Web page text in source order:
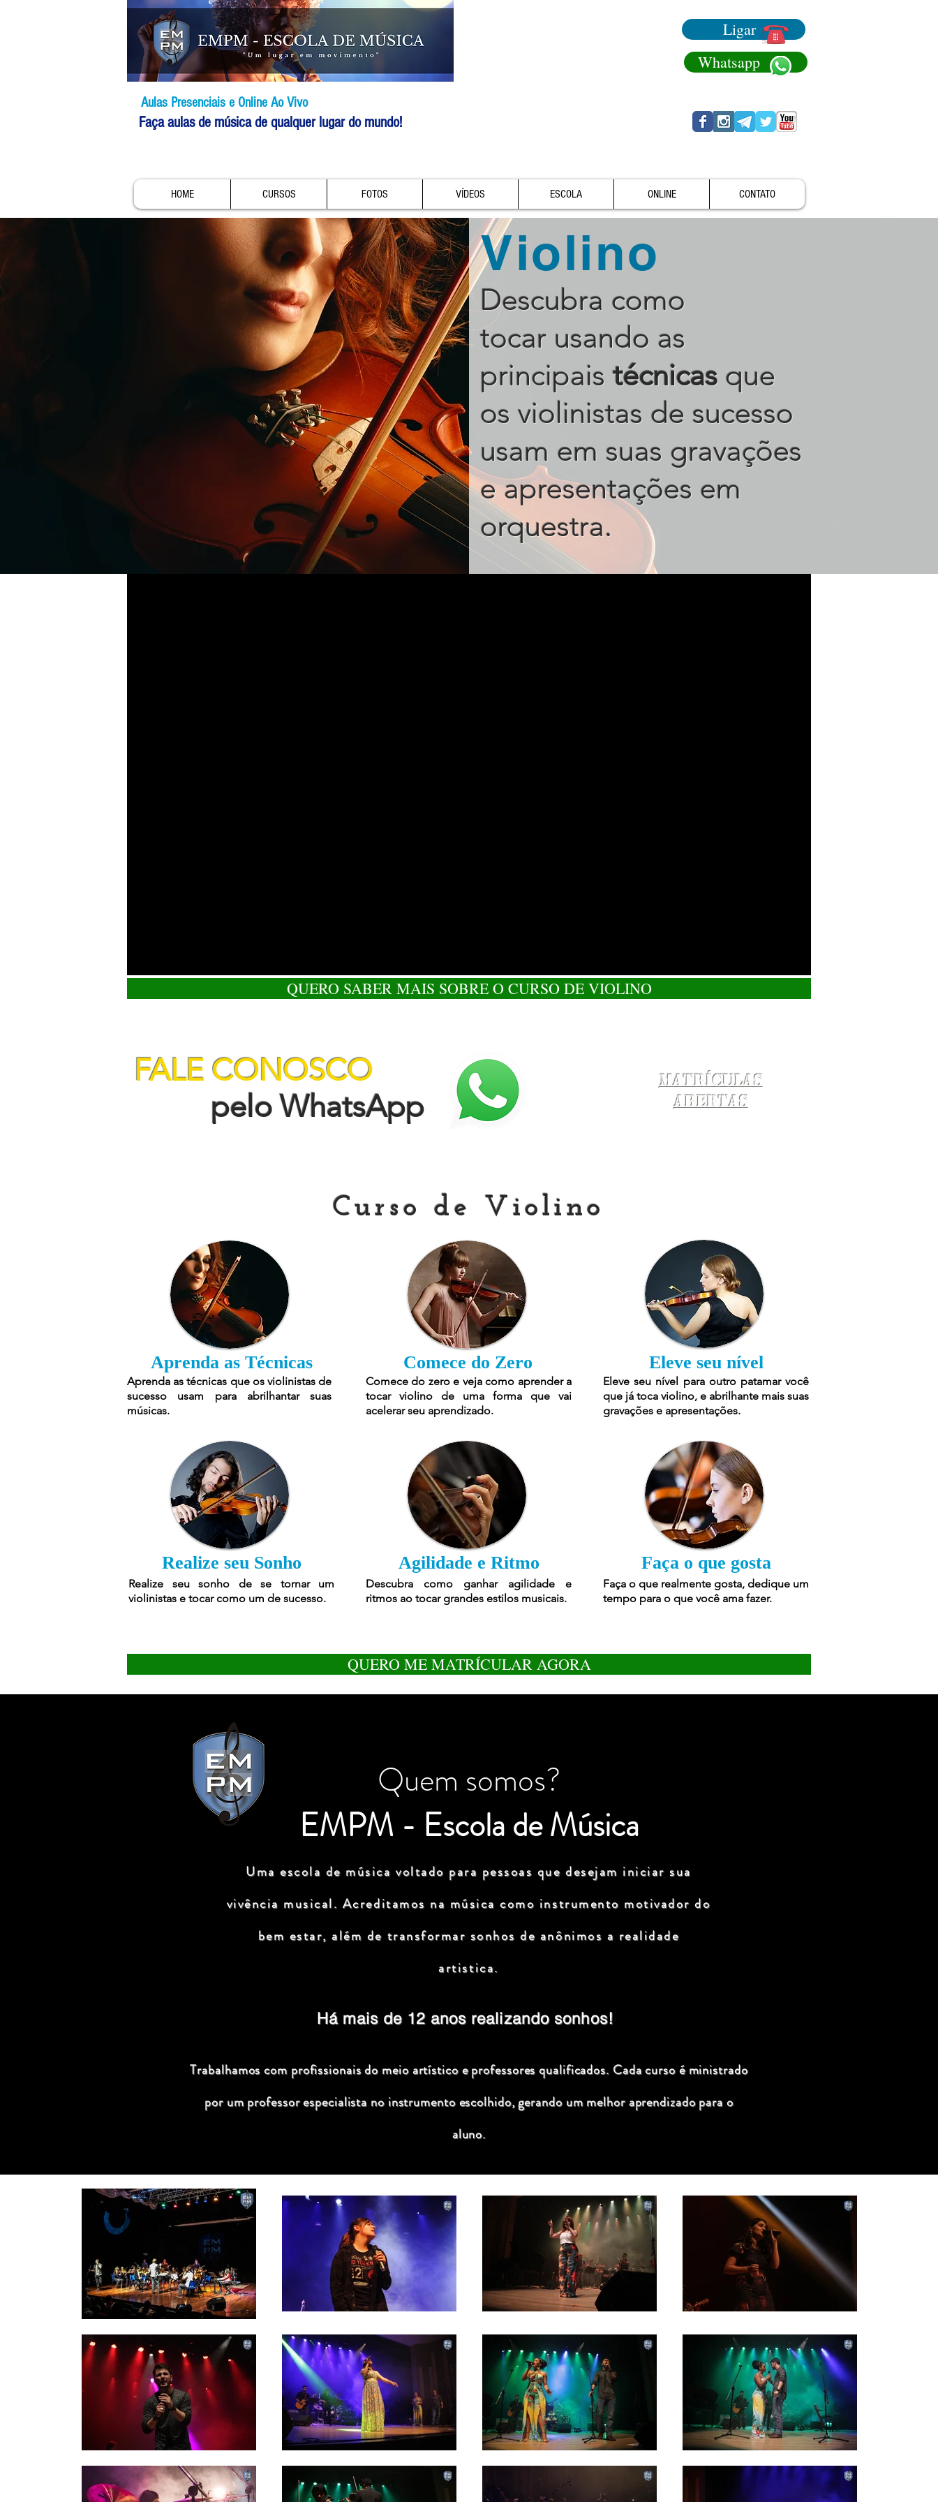
Ligar
Whatsapp
Aulas Presenciais e Online Ao Vivo
Faça aulas de música de qualquer lugar do mundo!
HOME CURSOS FOTOS VÍDEOS ESCOLA ONLINE CONTATO
Violino
Descubra como
tocar usando as
principaistécnicas que
os violinistas de sucesso
usam em suas gravações
e apresentações em
orquestra.
QUERO SABER MAIS SOBRE O CURSO DE VIOLINO
FALE CONOSCO
pelo WhatsApp
Matrículas
Abertas
Curso de Violino
Aprenda as Técnicas
Aprenda as técnicas que os violinistas de
sucesso usam para abrilhantar suas
músicas.
Realize seu Sonho
Realize seu sonho de se tornar um
violinistas e tocar como um de sucesso.
Comece do Zero
Comece do zero e veja como aprender a
tocar violino de uma forma que vai
acelerar seu aprendizado.
Agilidade e Ritmo
Descubra como ganhar agilidade e
ritmos ao tocar grandes estilos musicais.
Eleve seu nível
Eleve seu nível para outro patamar você
que já toca violino, e abrilhante mais suas
gravações e apresentações.
Faça o que gosta
Faça o que realmente gosta, dedique um
tempo para o que você ama fazer.
QUERO ME MATRÍCULAR AGORA
Quem somos?
EMPM - Escola de Música
Uma escola de música voltado para pessoas que desejam iniciar sua
vivência musical. Acreditamos na música como instrumento motivador do
bem estar, além de transformar sonhos de anônimos a realidade
artistica.
Há mais de 12 anos realizando sonhos!
Trabalhamos com profissionais do meio artístico e professores qualificados. Cada curso é ministrado
por um professor especialista no instrumento escolhido, gerando um melhor aprendizado para o
aluno.